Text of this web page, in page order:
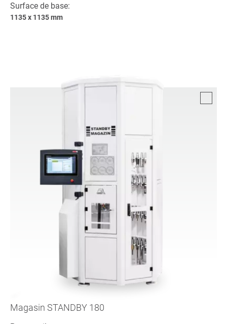
Surface de base:
1135 x 1135 mm
Magasin STANDBY 180